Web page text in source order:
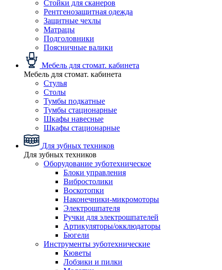
Стойки для сканеров
Рентгенозащитная одежда
Защитные чехлы
Матрацы
Подголовники
Поясничные валики
Мебель для стомат. кабинета
Мебель для стомат. кабинета
Стулья
Столы
Тумбы подкатные
Тумбы стационарные
Шкафы навесные
Шкафы стационарные
Для зубных техников
Для зубных техников
Оборудование зуботехническое
Блоки управления
Вибростолики
Воскотопки
Наконечники-микромоторы
Электрошпателя
Ручки для электрошпателей
Артикуляторы/окклюдаторы
Бюгели
Инструменты зуботехнические
Кюветы
Лобзики и пилки